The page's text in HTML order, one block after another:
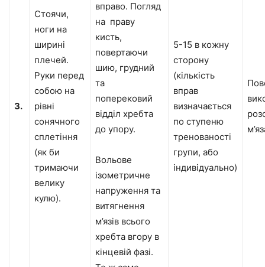
3.
Стоячи,
ноги на
ширині
плечей.
Руки перед
собою на
рівні
сонячного
сплетіння
(як би
тримаючи
велику
кулю).
вправо. Погляд
на праву
кисть,
повертаючи
шию, грудний
та
поперековий
відділ хребта
до упору.
Вольове
ізометричне
напруження та
витягнення
м’язів всього
хребта вгору в
кінцевій фазі.
5-15 в кожну
сторону
(кількість
вправ
визначається
по ступеню
тренованості
групи, або
індивідуально)